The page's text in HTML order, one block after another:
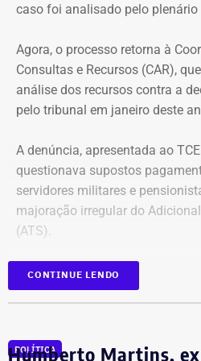
Almir Rangel (direita da foto) ao lado do
Foto: Reprodução/
personagem singular da eleição
caso foi analisado pelo plenário
Agora, o processo retorna à
Consultas e Recursos (CAR),
análise dos recursos contra a
pelo tribunal em janeiro deste
A denúncia, apresentada ao
questionava supostos
servidores militares e
majoração irregular do
(ATS).
Tribunal considerou
da Gram a parte dos
Em janeiro, o TCE-RJ
CONTINUE LENDO
POLÍTICA
Humberto Martins,